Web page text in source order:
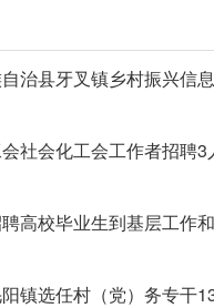
治县牙叉镇乡村振兴信
社会化工会工作者招聘3
高校毕业生到基层工作
镇选任村（党）务专干